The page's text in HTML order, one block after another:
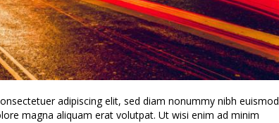
adipiscing elit, sed diam nonummy nibh euismod
magna aliquam erat volutpat. Ut wisi enim ad minim